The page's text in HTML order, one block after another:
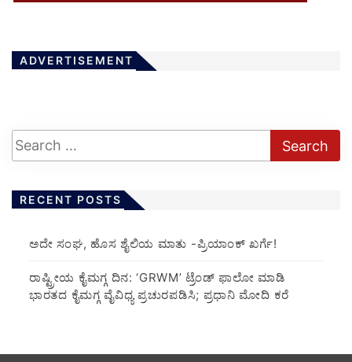
ADVERTISEMENT
RECENT POSTS
ಅದೇ ಸಂಘ, ಹೊಸ ಶೈಲಿಯ ಮಾತು -ಪ್ರಿಯಾಂಕ್ ಖರ್ಗೆ!
ರಾಷ್ಟ್ರೀಯ ಕೈಮಗ್ಗ ದಿನ: ‘GRWM’ ಟ್ರೆಂಡ್ ಫಾಲೋ ಮಾಡಿ
ಭಾರತದ ಕೈಮಗ್ಗ ವೈವಿಧ್ಯ ಪ್ರಚುರಪಡಿಸಿ; ಪ್ರಧಾನಿ ಮೋದಿ ಕರೆ